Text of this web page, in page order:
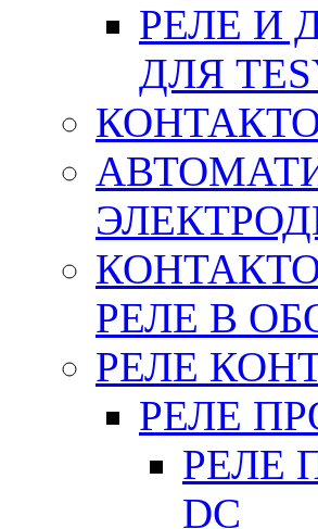
РЕЛЕ И
ДЛЯ
РЕЛЕ В
РЕЛЕ
РЕЛЕ
РЕЛЕ
DC